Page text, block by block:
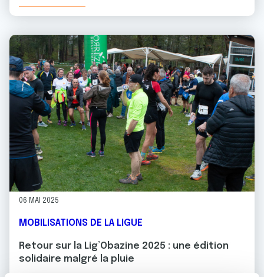
06 MAI 2025
MOBILISATIONS DE LA LIGUE
Retour sur la Lig’Obazine 2025 : une édition
solidaire malgré la pluie